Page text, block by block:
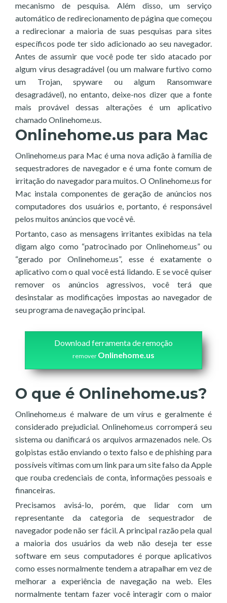
mecanismo de pesquisa. Além disso, um serviço
automático de redirecionamento de página que começou
a redirecionar a maioria de suas pesquisas para sites
específicos pode ter sido adicionado ao seu navegador.
Antes de assumir que você pode ter sido atacado por
algum vírus desagradável (ou um malware furtivo como
um Trojan, spyware ou algum Ransomware
desagradável), no entanto, deixe-nos dizer que a fonte
mais provável dessas alterações é um aplicativo
chamado Onlinehome.us.
Onlinehome.us para Mac
Onlinehome.us para Mac é uma nova adição à família de
sequestradores de navegador e é uma fonte comum de
irritação do navegador para muitos. O Onlinehome.us for
Mac instala componentes de geração de anúncios nos
computadores dos usuários e, portanto, é responsável
pelos muitos anúncios que você vê.
Portanto, caso as mensagens irritantes exibidas na tela
digam algo como “patrocinado por Onlinehome.us” ou
“gerado por Onlinehome.us”, esse é exatamente o
aplicativo com o qual você está lidando. E se você quiser
remover os anúncios agressivos, você terá que
desinstalar as modificações impostas ao navegador de
seu programa de navegação principal.
Download ferramenta de remoção
remover Onlinehome.us
O que é Onlinehome.us?
Onlinehome.us é malware de um vírus e geralmente é
considerado prejudicial. Onlinehome.us corromperá seu
sistema ou danificará os arquivos armazenados nele. Os
golpistas estão enviando o texto falso e de phishing para
possíveis vítimas com um link para um site falso da Apple
que rouba credenciais de conta, informações pessoais e
financeiras.
Precisamos avisá-lo, porém, que lidar com um
representante da categoria de sequestrador de
navegador pode não ser fácil. A principal razão pela qual
a maioria dos usuários da web não deseja ter esse
software em seus computadores é porque aplicativos
como esses normalmente tendem a atrapalhar em vez de
melhorar a experiência de navegação na web. Eles
normalmente tentam fazer você interagir com o maior